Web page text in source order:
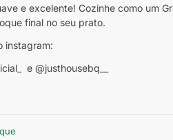
e excelente! Cozinhe como um
final no seu prato.
instagram:
e @justhousebq__